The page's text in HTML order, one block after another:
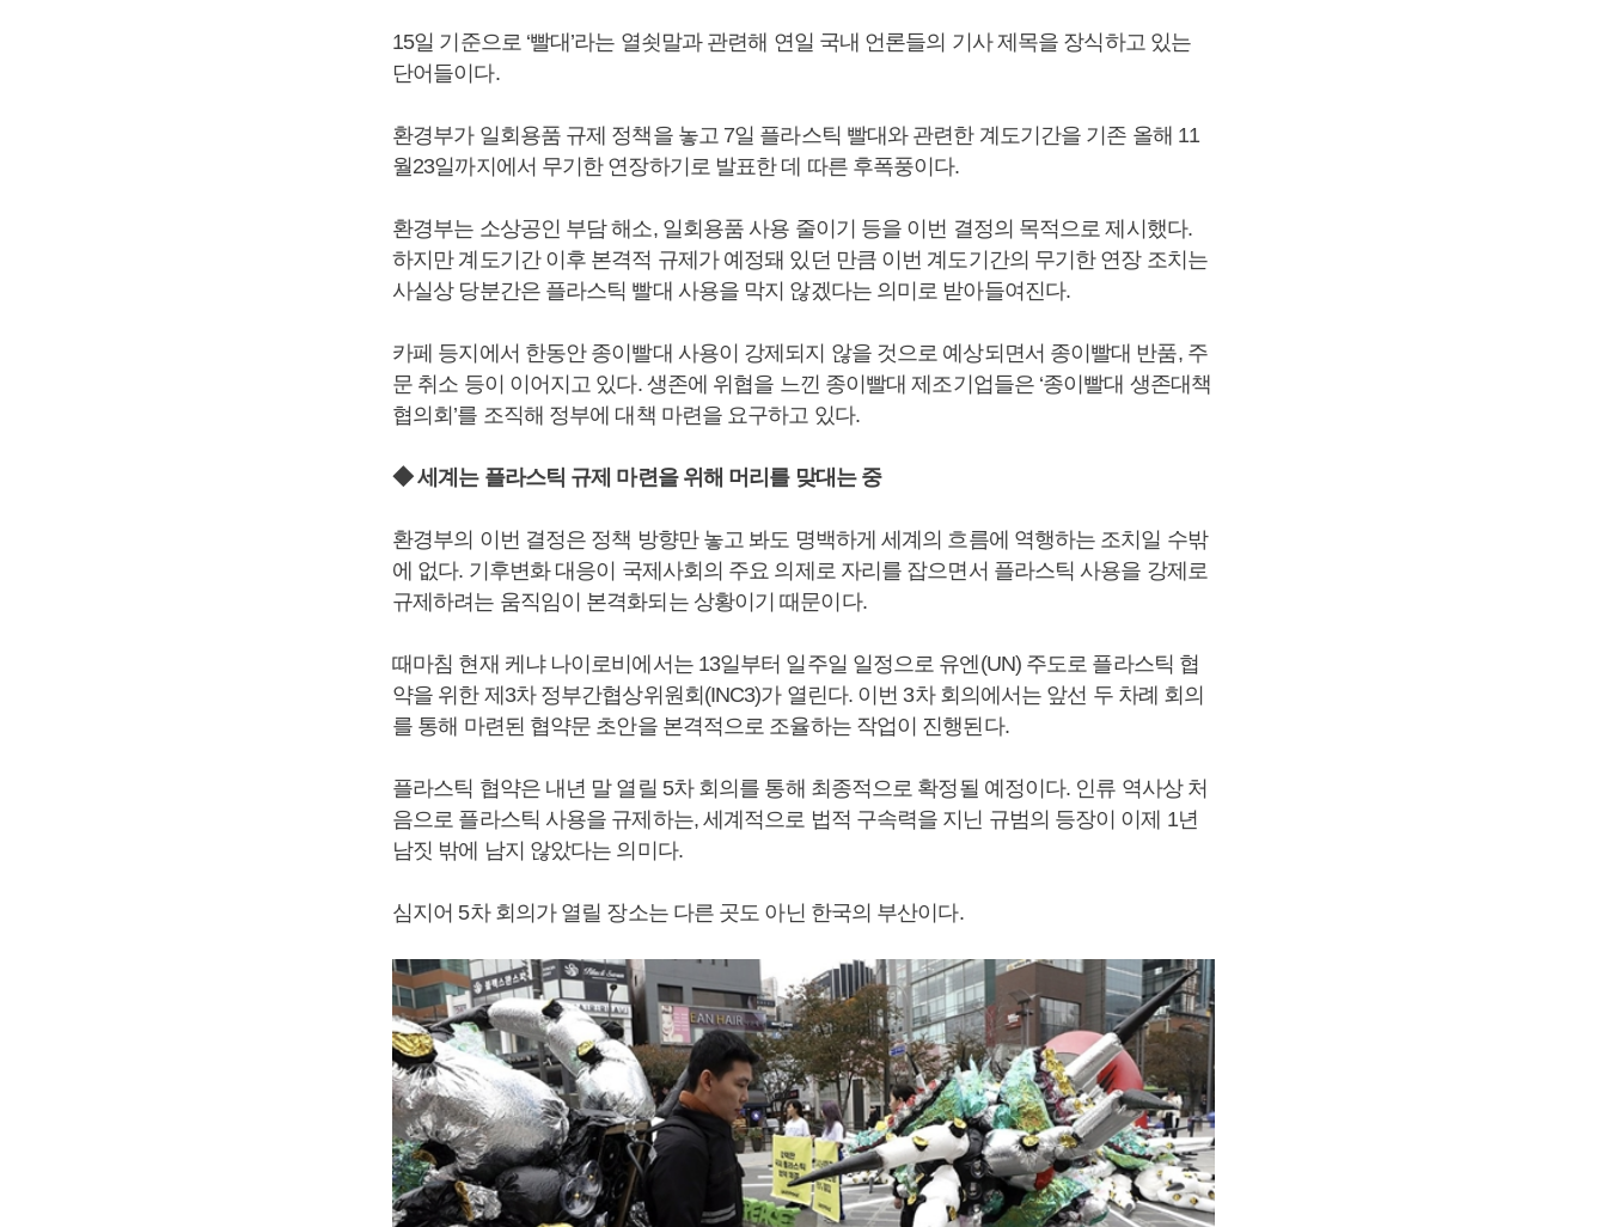
15일 기준으로 ‘빨대’라는 열쇳말과 관련해 연일 국내 언론들의 기사 제목을 장식하고 있는
단어들이다.
환경부가 일회용품 규제 정책을 놓고 7일 플라스틱 빨대와 관련한 계도기간을 기존 올해 11
월23일까지에서 무기한 연장하기로 발표한 데 따른 후폭풍이다.
환경부는 소상공인 부담 해소, 일회용품 사용 줄이기 등을 이번 결정의 목적으로 제시했다.
하지만 계도기간 이후 본격적 규제가 예정돼 있던 만큼 이번 계도기간의 무기한 연장 조치는
사실상 당분간은 플라스틱 빨대 사용을 막지 않겠다는 의미로 받아들여진다.
카페 등지에서 한동안 종이빨대 사용이 강제되지 않을 것으로 예상되면서 종이빨대 반품, 주
문 취소 등이 이어지고 있다. 생존에 위협을 느낀 종이빨대 제조기업들은 ‘종이빨대 생존대책
협의회’를 조직해 정부에 대책 마련을 요구하고 있다.
◆ 세계는 플라스틱 규제 마련을 위해 머리를 맞대는 중
환경부의 이번 결정은 정책 방향만 놓고 봐도 명백하게 세계의 흐름에 역행하는 조치일 수밖
에 없다. 기후변화 대응이 국제사회의 주요 의제로 자리를 잡으면서 플라스틱 사용을 강제로
규제하려는 움직임이 본격화되는 상황이기 때문이다.
때마침 현재 케냐 나이로비에서는 13일부터 일주일 일정으로 유엔(UN) 주도로 플라스틱 협
약을 위한 제3차 정부간협상위원회(INC3)가 열린다. 이번 3차 회의에서는 앞선 두 차례 회의
를 통해 마련된 협약문 초안을 본격적으로 조율하는 작업이 진행된다.
플라스틱 협약은 내년 말 열릴 5차 회의를 통해 최종적으로 확정될 예정이다. 인류 역사상 처
음으로 플라스틱 사용을 규제하는, 세계적으로 법적 구속력을 지닌 규범의 등장이 이제 1년
남짓 밖에 남지 않았다는 의미다.
심지어 5차 회의가 열릴 장소는 다른 곳도 아닌 한국의 부산이다.